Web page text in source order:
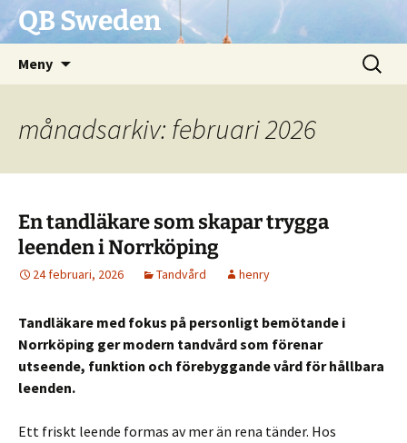
QB Sweden
Meny
Sök
efter:
månadsarkiv: februari 2026
En tandläkare som skapar trygga
leenden i Norrköping
24 februari, 2026 Tandvård henry
Tandläkare med fokus på personligt bemötande i
Norrköping ger modern tandvård som förenar
utseende, funktion och förebyggande vård för hållbara
leenden.
Ett friskt leende formas av mer än rena tänder. Hos